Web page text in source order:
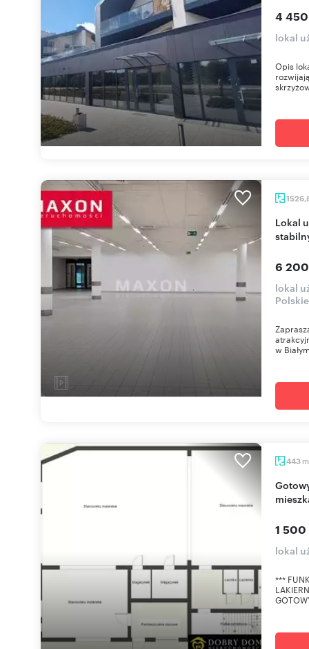
4
lokal
Opis
Lokal usługowy 1527 m² z najmem i parkingiem -
6
lokal
w
443 m
Gotowy warsztat blacharsko-lakierniczy z
1 500
lokal
***